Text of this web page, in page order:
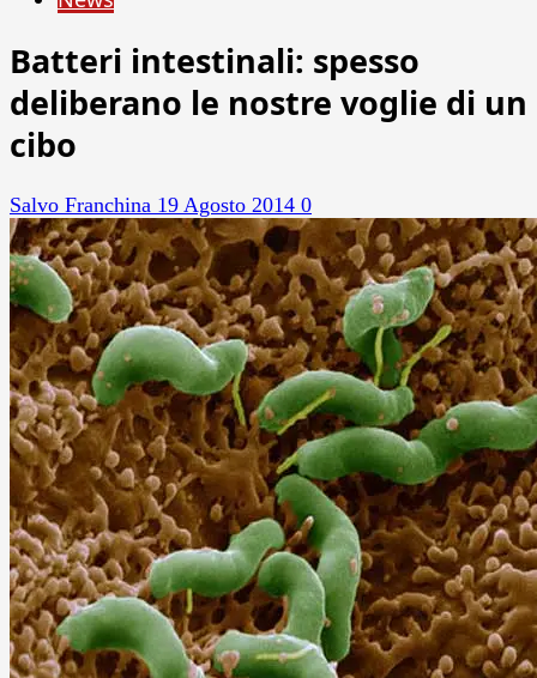
Batteri intestinali: spesso
deliberano le nostre voglie di un
cibo
Salvo Franchina 19 Agosto 2014 0